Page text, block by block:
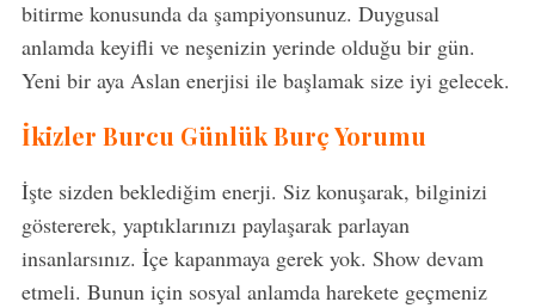
bitirme konusunda da şampiyonsunuz. Duygusal
anlamda keyifli ve neşenizin yerinde olduğu bir gün.
Yeni bir aya Aslan enerjisi ile başlamak size iyi gelecek.
İkizler Burcu Günlük Burç Yorumu
İşte sizden beklediğim enerji. Siz konuşarak, bilginizi
göstererek, yaptıklarınızı paylaşarak parlayan
insanlarsınız. İçe kapanmaya gerek yok. Show devam
etmeli. Bunun için sosyal anlamda harekete geçmeniz